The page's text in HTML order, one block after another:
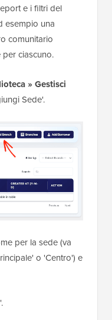
e i filtri del
esempio una
comunitario
ciascuno.
» Gestisci
Sede'.
per la sede (va
o 'Centro') e